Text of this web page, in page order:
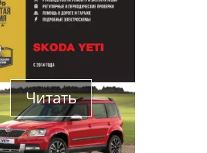
Читать